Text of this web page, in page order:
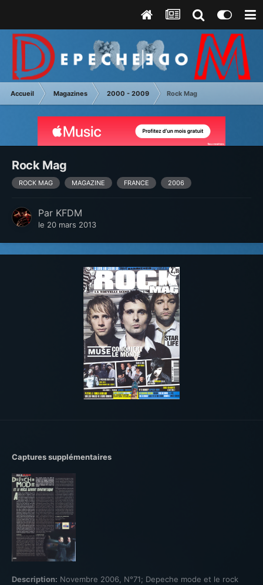
Accueil Magazines 2000 - 2009 Rock Mag
Rock Mag
ROCK MAG MAGAZINE FRANCE 2006
Par KFDM
le 20 mars 2013
Captures supplémentaires
Description: Novembre 2006, N°71; Depeche mode et le rock